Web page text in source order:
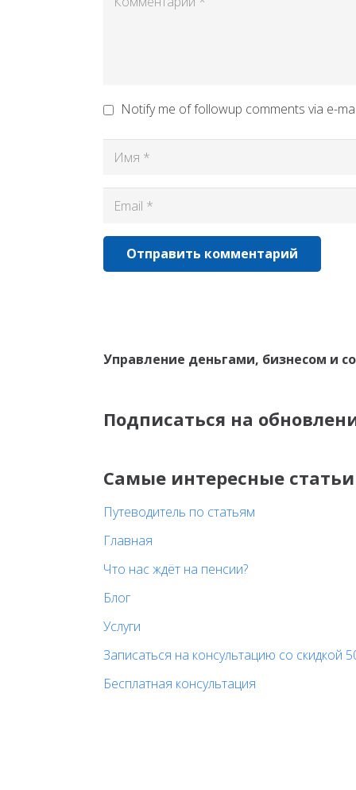
Notify me of followup comments via e-
Отправить комментарий
Управление деньгами, бизнесом и
Подписаться на
Самые интересные статьи
Путеводитель по статьям
Главная
Что нас ждёт на пенсии?
Блог
Услуги
Записаться на консультацию со скидкой
Бесплатная консультация